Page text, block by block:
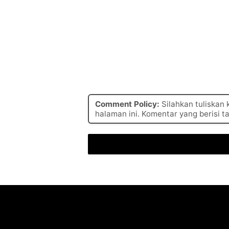
Comment Policy: Silahkan tuliskan
halaman ini. Komentar yang berisi